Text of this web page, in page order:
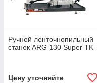
Ручной ленточнопильный
станок ARG 130 Super TK
Цену уточняйте